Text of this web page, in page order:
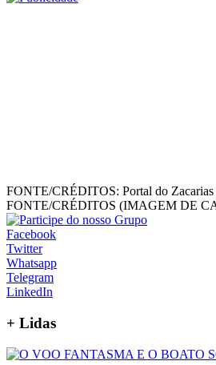
FONTE/CRÉDITOS: Portal do Zacarias
FONTE/CRÉDITOS (IMAGEM DE
Facebook
Twitter
Whatsapp
Telegram
LinkedIn
+ Lidas